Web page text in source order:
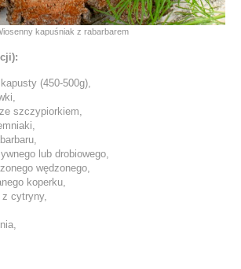
kapuśniak z rabarbarem
(450-500g),
szczypiorkiem,
lub drobiowego,
wędzonego,
koperku,
cytryny,